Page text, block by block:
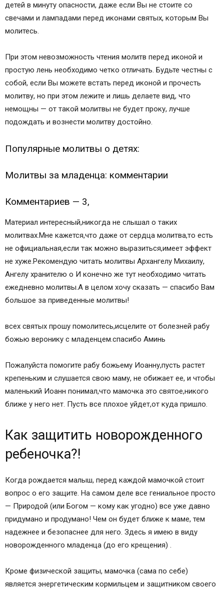
детей в минуту опасности, даже если Вы не стоите со
свечами и лампадами перед иконами святых, которым Вы
молитесь.
При этом невозможность чтения молитв перед иконой и
простую лень необходимо четко отличать. Будьте честны с
собой, если Вы можете встать перед иконой и прочесть
молитву, но при этом лежите и лишь делаете вид, что
немощны — от такой молитвы не будет проку, лучше
подождать и вознести молитву достойно.
Популярные молитвы о детях:
Молитвы за младенца: комментарии
Комментариев — 3,
Материал интересный,никогда не слышал о таких
молитвах.Мне кажется,что даже от сердца молитва,то есть
не официальная,если так можно выразиться,имеет эффект
не хуже.Рекомендую читать молитвы Архангелу Михаилу,
Ангелу хранителю о И конечно же тут необходимо читать
ежедневно молитвы.А в целом хочу сказать — спасибо Вам
большое за приведенные молитвы!
всех святых прошу помолитесь,исцелите от болезней рабу
божью веронику с младенцем.спасибо Аминь
Пожалуйста помогите рабу божьему Иоанну,пусть растет
крепеньким и слушается свою маму, не обижает ее, и чтобы
маленький Иоанн понимал,что мамочка это святое,никого
ближе у него нет. Пусть все плохое уйдет,от куда пришло.
Как защитить новорожденного
ребеночка?!
Когда рождается малыш, перед каждой мамочкой стоит
вопрос о его защите. На самом деле все гениальное просто
— Природой (или Богом — кому как угодно) все уже давно
придумано и продумано! Чем он будет ближе к маме, тем
надежнее и безопаснее для него. Здесь я имею в виду
новорожденного младенца (до его крещения) .
Кроме физической защиты, мамочка (сама по себе)
является энергетическим кормильцем и защитником своего